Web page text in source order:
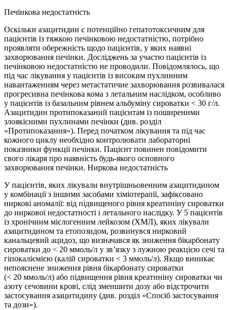
Печінкова недостатність
Оскільки азацитидин є потенційно гепатотоксичним для
пацієнтів із тяжкою печінковою недостатністю, потрібно
проявляти обережність щодо пацієнтів, у яких наявні
захворювання печінки. Досліджень за участю пацієнтів із
печінковою недостатністю не проводили. Повідомлялось, що
під час лікування у пацієнтів із високим пухлинним
навантаженням через метастатичне захворювання розвивалася
прогресивна печінкова кома з летальним наслідком, особливо
у пацієнтів із базальним рівнем альбуміну сироватки < 30 г/л.
Азацитидин протипоказаний пацієнтам із поширеними
злоякісними пухлинами печінки (див. розділ
«Протипоказання»). Перед початком лікування та під час
кожного циклу необхідно контролювати лабораторні
показники функції печінки. Пацієнт повинен повідомити
свого лікаря про наявність будь-якого основного
захворювання печінки. Ниркова недостатність
У пацієнтів, яких лікували внутрішньовенним азацитидином
у комбінації з іншими засобами хіміотерапії, зафіксовано
ниркові аномалії: від підвищеного рівня креатиніну сироватки
до ниркової недостатності і летального наслідку. У 5 пацієнтів
із хронічним мієлогенним лейкозом (ХМЛ), яких лікували
азацитидином та етопозидом, розвинувся нирковий
канальцевий ацидоз, що визначався як зниження бікарбонату
сироватки до < 20 ммоль/л у зв’язку з лужною реакцією сечі та
гіпокаліємією (калій сироватки < 3 ммоль/л). Якщо виникає
непояснене зниження рівня бікарбонату сироватки
(< 20 ммоль/л) або підвищення рівня креатиніну сироватки чи
азоту сечовини крові, слід зменшити дозу або відстрочити
застосування азацитидину (див. розділ «Спосіб застосування
та дози»).